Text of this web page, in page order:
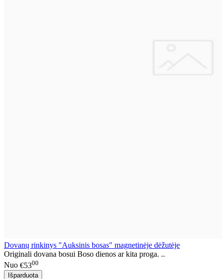
Dovanų rinkinys "Auksinis bosas" magnetinėje dėžutėje
Originali dovana bosui Boso dienos ar kita proga. ..
Nuo €5300